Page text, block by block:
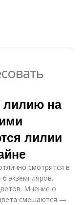
лилию на
лилии
смотрятся в
экземпляров.
Мнение о
смешаются —